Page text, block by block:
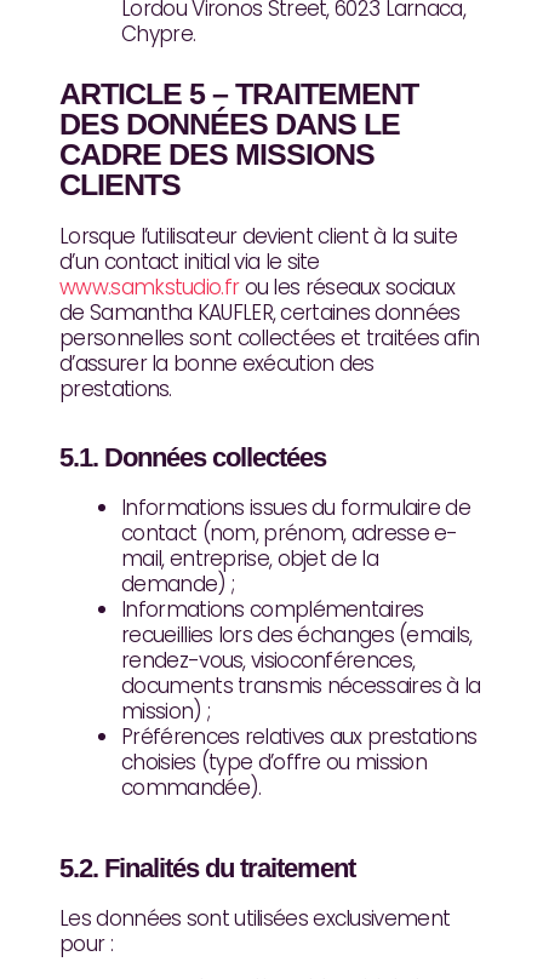
Lordou Vironos Street, 6023 Larnaca,
Chypre.
ARTICLE 5 – TRAITEMENT
DES DONNÉES DANS LE
CADRE DES MISSIONS
CLIENTS
Lorsque l’utilisateur devient client à la suite
d’un contact initial via le site
www.samkstudio.frou les réseaux sociaux
de Samantha KAUFLER, certaines données
personnelles sont collectées et traitées afin
d’assurer la bonne exécution des
prestations.
5.1. Données collectées
Informations issues du formulaire de
contact (nom, prénom, adresse e-
mail, entreprise, objet de la
demande) ;
Informations complémentaires
recueillies lors des échanges (emails,
rendez-vous, visioconférences,
documents transmis nécessaires à la
mission) ;
Préférences relatives aux prestations
choisies (type d’offre ou mission
commandée).
5.2. Finalités du traitement
Les données sont utilisées exclusivement
pour :